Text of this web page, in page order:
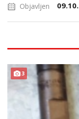
Objavljen
3